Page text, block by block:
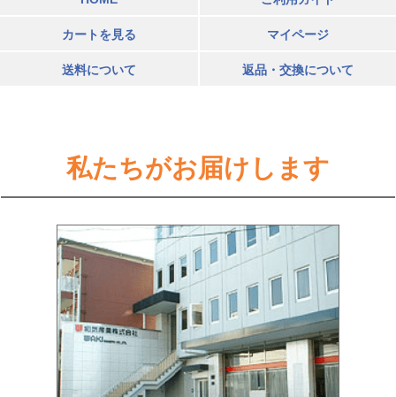
カートを見る マイページ
送料について 返品・交換について
私たちがお届けします